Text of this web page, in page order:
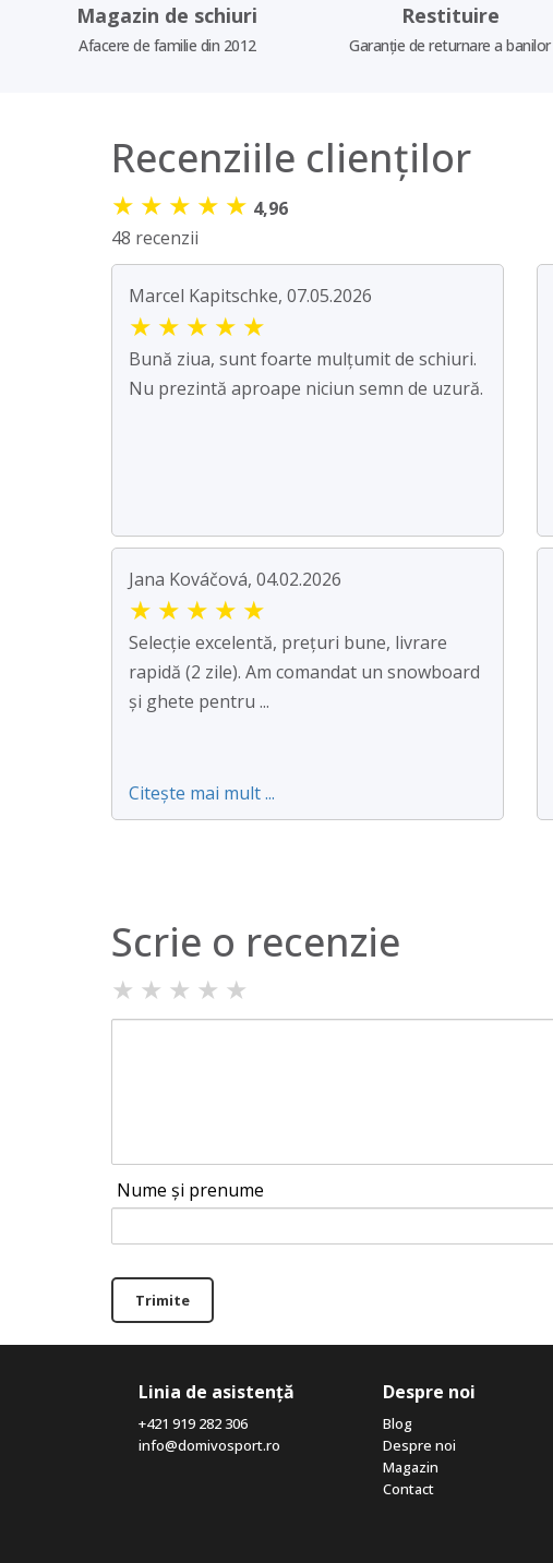
Magazin de schiuri
Afacere de familie din 2012
Restituire
Garanție de returnare a banilor
Recenziile clienților
★ ★ ★ ★ ★ 4,96
48 recenzii
Marcel Kapitschke, 07.05.2026
★ ★ ★ ★ ★
Bună ziua, sunt foarte mulțumit de schiuri.
Nu prezintă aproape niciun semn de uzură.
Jana Kováčová, 04.02.2026
★ ★ ★ ★ ★
Selecție excelentă, prețuri bune, livrare
rapidă (2 zile). Am comandat un snowboard
și ghete pentru ...
Citește mai mult ...
Scrie o recenzie
★ ★ ★ ★ ★
Nume și prenume
Trimite
Linia de asistență
+421 919 282 306
info@domivosport.ro
Despre noi
Blog
Despre noi
Magazin
Contact